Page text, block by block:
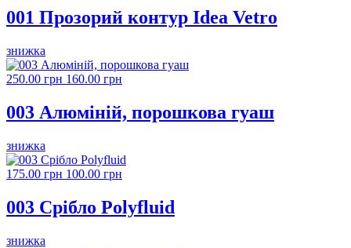
001 Прозорий контур Idea Vetro
знижка
250.00 грн 160.00 грн
003 Алюміній, порошкова гуаш
знижка
175.00 грн 100.00 грн
003 Срібло Polyfluid
знижка